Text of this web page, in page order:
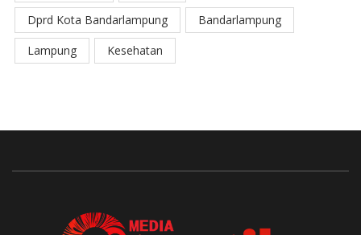
Dprd Kota Bandarlampung
Bandarlampung
Lampung
Kesehatan